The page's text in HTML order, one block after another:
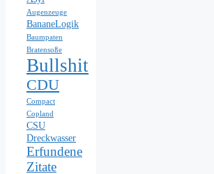
Augenzeuge
BananeLogik
Baumpaten
Bratensoße
Bullshit
CDU
Compact
Copland
CSU
Dreckwasser
Erfundene
Zitate